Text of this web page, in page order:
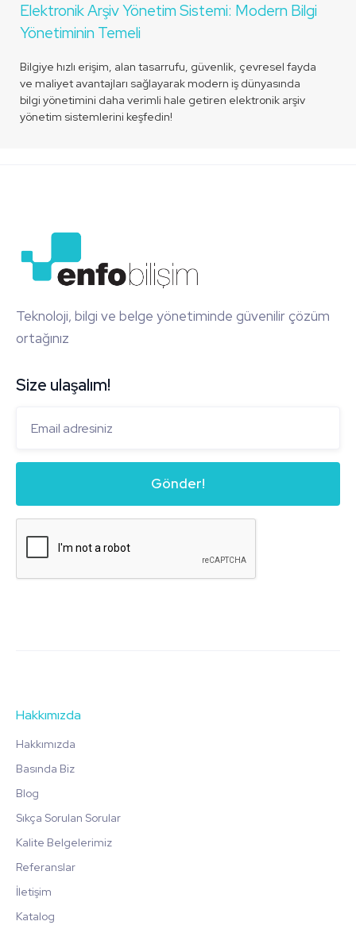
Elektronik Arşiv Yönetim Sistemi: Modern Bilgi
Yönetiminin Temeli
Bilgiye hızlı erişim, alan tasarrufu, güvenlik, çevresel fayda
ve maliyet avantajları sağlayarak modern iş dünyasında
bilgi yönetimini daha verimli hale getiren elektronik arşiv
yönetim sistemlerini keşfedin!
Teknoloji, bilgi ve belge yönetiminde güvenilir çözüm
ortağınız
Size ulaşalım!
Hakkımızda
Hakkımızda
Basında Biz
Blog
Sıkça Sorulan Sorular
Kalite Belgelerimiz
Referanslar
İletişim
Katalog